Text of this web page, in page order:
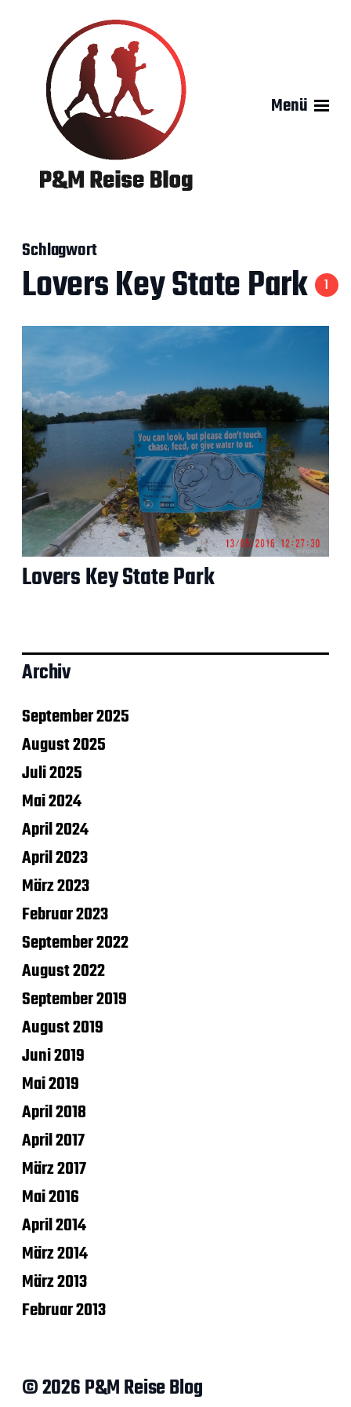
Menü
Schlagwort
Lovers Key State Park 1
Lovers Key State Park
Archiv
September 2025
August 2025
Juli 2025
Mai 2024
April 2024
April 2023
März 2023
Februar 2023
September 2022
August 2022
September 2019
August 2019
Juni 2019
Mai 2019
April 2018
April 2017
März 2017
Mai 2016
April 2014
März 2014
März 2013
Februar 2013
© 2026 P&M Reise Blog